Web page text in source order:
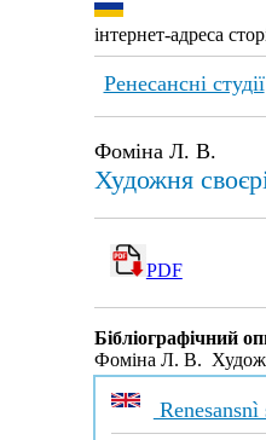
інтернет-адреса
Ренесансні студії
Фоміна Л. В.
Художня
PDF
Бібліографічний
Фоміна Л. В.